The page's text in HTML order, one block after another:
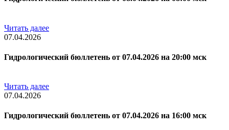
Читать далее
07.04.2026
Гидрологический бюллетень от 07.04.2026 на 20:00 мск
Читать далее
07.04.2026
Гидрологический бюллетень от 07.04.2026 на 16:00 мск